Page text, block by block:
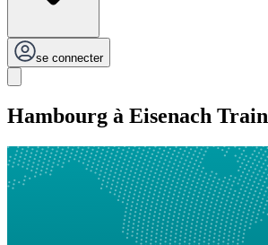
se connecter
Hambourg à Eisenach Train